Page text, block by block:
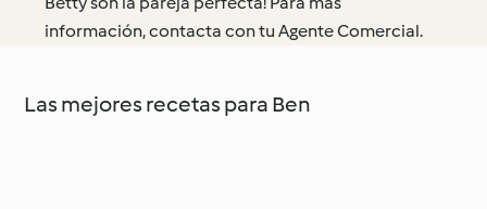
información, contacta con tu Agente Comercial.
Las mejores recetas para Ben